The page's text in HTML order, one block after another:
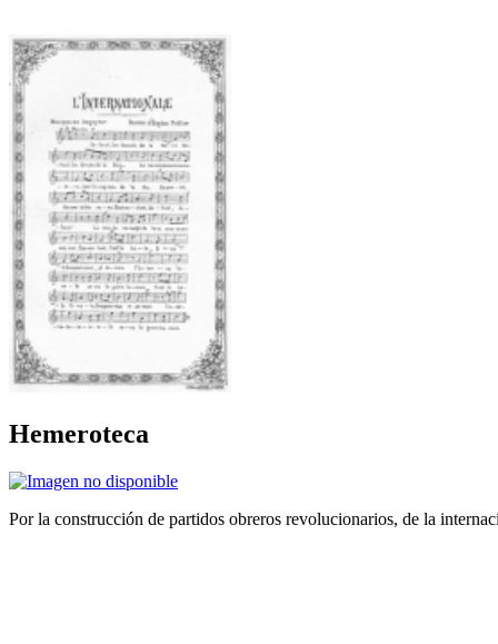
Hemeroteca
Por la construcción de partidos obreros revolucionarios, de la